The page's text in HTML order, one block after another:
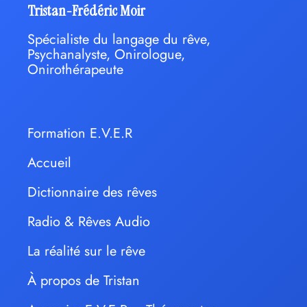
Tristan-Frédéric Moir
Spécialiste du langage du rêve,
Psychanalyste, Onirologue,
Onirothérapeute
Formation E.V.E.R
Accueil
Dictionnaire des rêves
Radio & Rêves Audio
La réalité sur le rêve
À propos de Tristan